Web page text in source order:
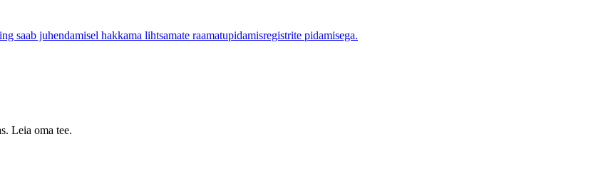
saab juhendamisel hakkama lihtsamate raamatupidamisregistrite pidamisega.
Leia oma tee.